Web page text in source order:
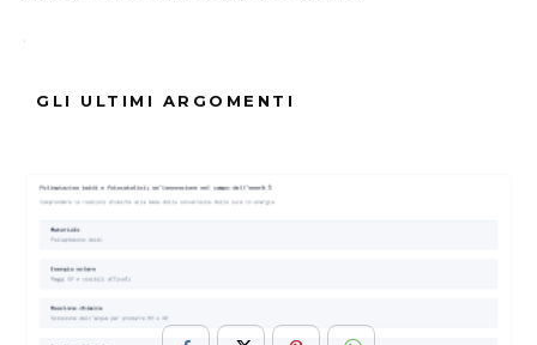
ARGOMENTI : Cervello
Insoddisfacente
Teoria
GLI ULTIMI ARGOMENTI